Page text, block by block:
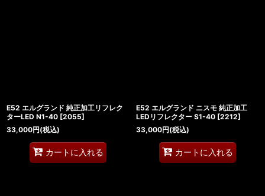
E52 エルグランド 純正加工リフレク
ターLED N1-40 [2055]
33,000円(税込)
カートに入れる
E52 エルグランド ニスモ 純正加工
LEDリフレクター S1-40 [2212]
33,000円(税込)
カートに入れる